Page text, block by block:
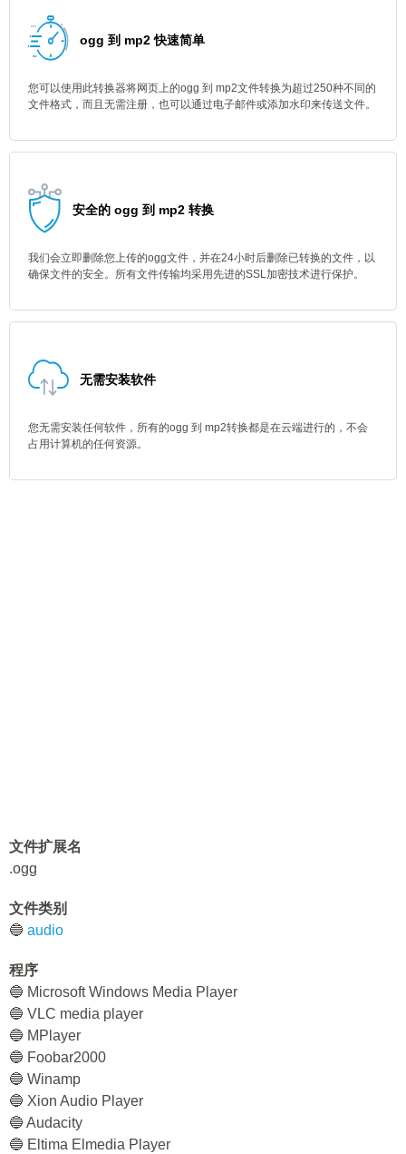
ogg 到 mp2 快速简单
您可以使用此转换器将网页上的ogg 到 mp2文件转换为超过250种不同的
文件格式，而且无需注册，也可以通过电子邮件或添加水印来传送文件。
安全的 ogg 到 mp2 转换
我们会立即删除您上传的ogg文件，并在24小时后删除已转换的文件，以
确保文件的安全。所有文件传输均采用先进的SSL加密技术进行保护。
无需安装软件
您无需安装任何软件，所有的ogg 到 mp2转换都是在云端进行的，不会
占用计算机的任何资源。
文件扩展名
.ogg
文件类别
🔵 audio
程序
🔵 Microsoft Windows Media Player
🔵 VLC media player
🔵 MPlayer
🔵 Foobar2000
🔵 Winamp
🔵 Xion Audio Player
🔵 Audacity
🔵 Eltima Elmedia Player